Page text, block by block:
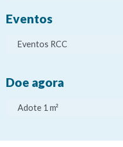
Eventos
Eventos RCC
Doe agora
Adote 1 m²